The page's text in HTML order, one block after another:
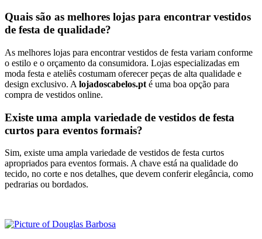
Quais são as melhores lojas para encontrar vestidos
de festa de qualidade?
As melhores lojas para encontrar vestidos de festa variam conforme
o estilo e o orçamento da consumidora. Lojas especializadas em
moda festa e ateliês costumam oferecer peças de alta qualidade e
design exclusivo. A lojadoscabelos.pt é uma boa opção para
compra de vestidos online.
Existe uma ampla variedade de vestidos de festa
curtos para eventos formais?
Sim, existe uma ampla variedade de vestidos de festa curtos
apropriados para eventos formais. A chave está na qualidade do
tecido, no corte e nos detalhes, que devem conferir elegância, como
pedrarias ou bordados.